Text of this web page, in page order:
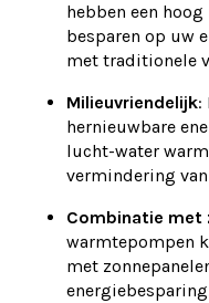
hebben een
besparen op uw
met traditionele
Milieuvriendelijk:
hernieuwbare
lucht-water
vermindering
Combinatie met
warmtepompen
met